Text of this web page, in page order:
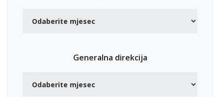
Generalna direkcija